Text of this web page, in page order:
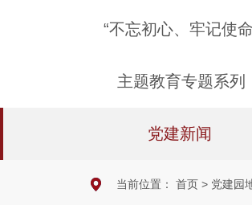
“不忘初心、牢记使
主题教育专题系列
党建新闻
当前位置： 首页> 党建园